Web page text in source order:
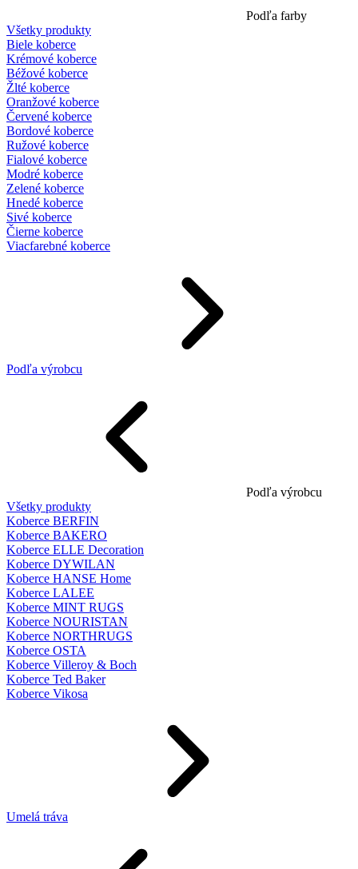
Podľa farby
Všetky produkty
Biele koberce
Krémové koberce
Béžové koberce
Žlté koberce
Oranžové koberce
Červené koberce
Bordové koberce
Ružové koberce
Fialové koberce
Modré koberce
Zelené koberce
Hnedé koberce
Sivé koberce
Čierne koberce
Viacfarebné koberce
Podľa výrobcu
Podľa výrobcu
Všetky produkty
Koberce BERFIN
Koberce BAKERO
Koberce ELLE Decoration
Koberce DYWILAN
Koberce HANSE Home
Koberce LALEE
Koberce MINT RUGS
Koberce NOURISTAN
Koberce NORTHRUGS
Koberce OSTA
Koberce Villeroy & Boch
Koberce Ted Baker
Koberce Vikosa
Umelá tráva